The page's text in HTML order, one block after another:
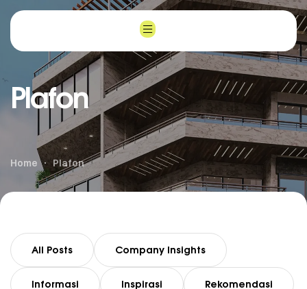
Plafon
Home Plafon
All Posts Company Insights
Informasi Inspirasi Rekomendasi